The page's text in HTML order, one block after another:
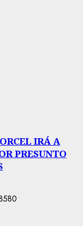
IRÁ A
PRESUNTO